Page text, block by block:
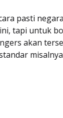
pasti
tapi untuk
akan